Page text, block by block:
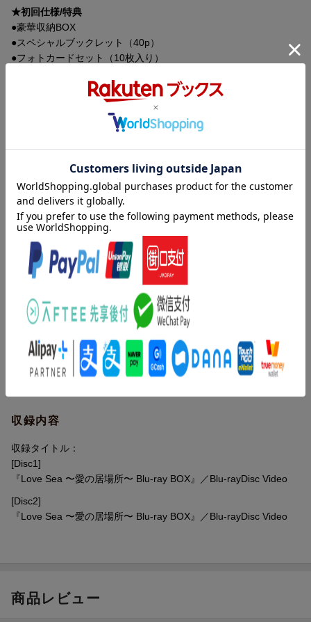
★初回仕様/特典
●豪華収納BOX
●スペシャルブックレット（40p）
●フォトカードセット（10枚入り）
での販売となります。
・特報
disc2
・完成披露舞台挨拶ダイジェスト映像
・メイキング
・ノンテロップエンディング集
・WEB次回予告集
内容紹介
大ヒットタイBLドラマ「Love Sea」が待望の日本リメイク版とし
て登場！
「TharnType」シリーズをはじめ多くのタイBLを手がけてきたMA
ME氏が製作指揮を務め、2024年に制作されたタイBLドラマ「Lov
e Sea」。
南の島とバンコクを舞台に、正反対の生き方をしてきた二人が織
りなすラブストーリーが大きな反響を呼んだ人気作が日本でリメ
イク！
主演を務めるのは、演技初挑戦ながら瑞々しい存在感を放つ国上
将大と、キャリアに裏打ちされた確かな表現力で魅せる西銘駿。
作中と同じく対照的な背景を持つ二人が、お互いの抱えるものに
さらに、土生瑞穂と川津明日香も出演。主人公たちの物語と並ん
最高に熱くて甘い物語が、2025年夏、再び幕を開ける！
disc1：#1-#8
disc2：#9-10、#SP1-#SP2
収録内容
収録タイトル：
[Disc1]
『Love Sea 〜愛の居場所〜 Blu-ray BOX』／Blu-rayDisc Video
[Disc2]
『Love Sea 〜愛の居場所〜 Blu-ray BOX』／Blu-rayDisc Video
商品レビュー